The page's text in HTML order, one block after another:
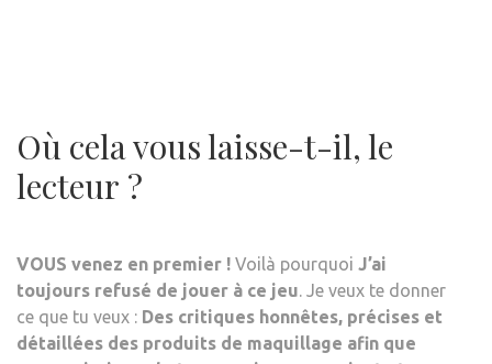
Où cela vous laisse-t-il, le
lecteur ?
VOUS venez en premier ! Voilà pourquoi J’ai
toujours refusé de jouer à ce jeu. Je veux te donner
ce que tu veux : Des critiques honnêtes, précises et
détaillées des produits de maquillage afin que